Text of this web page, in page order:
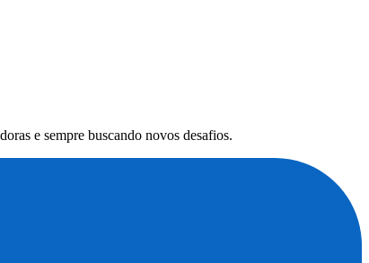
e sempre buscando novos desafios.